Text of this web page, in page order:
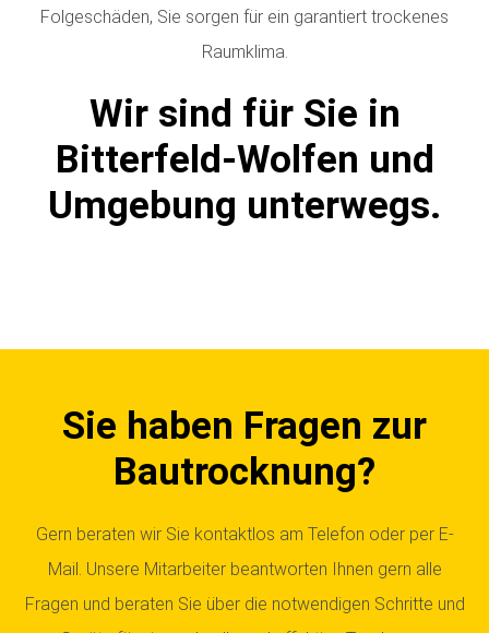
Folgeschäden, Sie sorgen für ein garantiert trockenes
Raumklima.
Wir sind für Sie in
Bitterfeld-Wolfen und
Umgebung unterwegs.
Sie haben Fragen zur
Bautrocknung?
Gern beraten wir Sie kontaktlos am Telefon oder per E-
Mail. Unsere Mitarbeiter beantworten Ihnen gern alle
Fragen und beraten Sie über die notwendigen Schritte und